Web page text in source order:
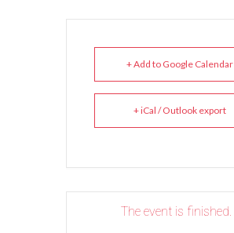
+ Add to Google Calendar
+ iCal / Outlook export
The event is finished.